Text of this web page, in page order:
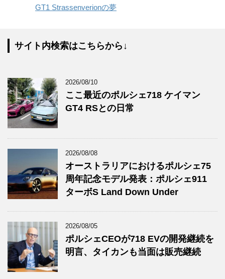
GT1 Strassenverionの夢
サイト内検索はこちらから↓
2026/08/10
ここ最近のポルシェ718 ケイマン
GT4 RSとの日常
2026/08/08
オーストラリアにおけるポルシェ75
周年記念モデル発表：ポルシェ911
ターボS Land Down Under
2026/08/05
ポルシェCEOが718 EVの開発継続を
明言、タイカンも当面は販売継続